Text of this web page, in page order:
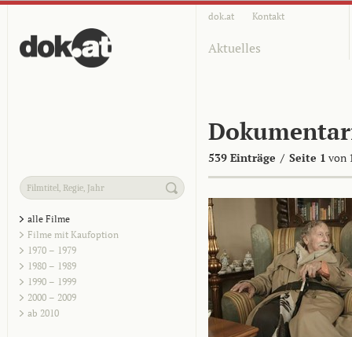
dok.at Kontakt
Aktuelles
539 Einträge / Seite 1 von
alle Filme
Filme mit Kaufoption
1970 – 1979
1980 – 1989
1990 – 1999
2000 – 2009
ab 2010